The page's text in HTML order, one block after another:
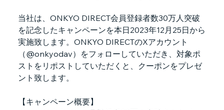
当社は、ONKYO DIRECT会員登録者数30万人突破
を記念したキャンペーンを本日2023年12月25日から
実施致します。ONKYO DIRECTのXアカウント
（@onkyodav）をフォローしていただき、対象ポ
ストをリポストしていただくと、クーポンをプレゼ
ント致します。
【キャンペーン概要】